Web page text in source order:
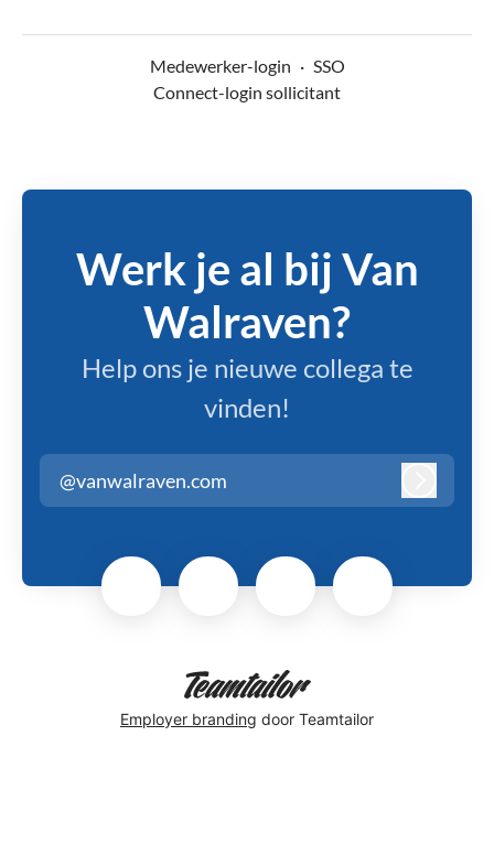
Medewerker-login · SSO
Connect-login sollicitant
Werk je al bij Van
Walraven?
Help ons je nieuwe collega te
vinden!
@vanwalraven.com
Employer branding door Teamtailor